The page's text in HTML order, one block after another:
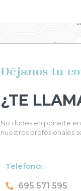
Déjanos tu
¿TE
No dudes en ponerte
nuestros profesionales
Teléfono:
695 571 595